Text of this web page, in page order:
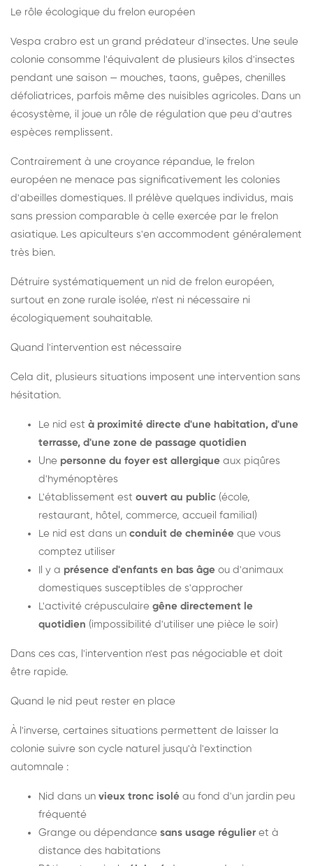
Le rôle écologique du frelon européen
Vespa crabro est un grand prédateur d'insectes. Une seule
colonie consomme l'équivalent de plusieurs kilos d'insectes
pendant une saison — mouches, taons, guêpes, chenilles
défoliatrices, parfois même des nuisibles agricoles. Dans un
écosystème, il joue un rôle de régulation que peu d'autres
espèces remplissent.
Contrairement à une croyance répandue, le frelon
européen ne menace pas significativement les colonies
d'abeilles domestiques. Il prélève quelques individus, mais
sans pression comparable à celle exercée par le frelon
asiatique. Les apiculteurs s'en accommodent généralement
très bien.
Détruire systématiquement un nid de frelon européen,
surtout en zone rurale isolée, n'est ni nécessaire ni
écologiquement souhaitable.
Quand l'intervention est nécessaire
Cela dit, plusieurs situations imposent une intervention sans
hésitation.
Le nid est à proximité directe d'une habitation, d'une
terrasse, d'une zone de passage quotidien
Une personne du foyer est allergique aux piqûres
d'hyménoptères
L'établissement est ouvert au public (école,
restaurant, hôtel, commerce, accueil familial)
Le nid est dans un conduit de cheminée que vous
comptez utiliser
Il y a présence d'enfants en bas âge ou d'animaux
domestiques susceptibles de s'approcher
L'activité crépusculaire gêne directement le
quotidien (impossibilité d'utiliser une pièce le soir)
Dans ces cas, l'intervention n'est pas négociable et doit
être rapide.
Quand le nid peut rester en place
À l'inverse, certaines situations permettent de laisser la
colonie suivre son cycle naturel jusqu'à l'extinction
automnale :
Nid dans un vieux tronc isolé au fond d'un jardin peu
fréquenté
Grange ou dépendance sans usage régulier et à
distance des habitations